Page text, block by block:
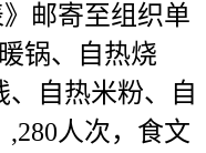
邮寄至组织单
锅、自热烧
、自热米粉、自
人次，食文